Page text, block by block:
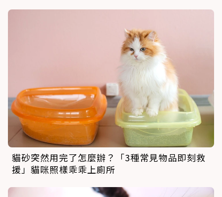
貓砂突然用完了怎麼辦？「3種常見物品即刻救
援」貓咪照樣乖乖上廁所